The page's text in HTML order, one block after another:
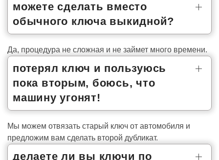
можете сделать вместо
обычного ключа выкидной?
Да, процедура не сложная и не займет много времени.
потерял ключ и пользуюсь
пока вторым, боюсь, что
машину угонят!
Мы можем отвязать старый ключ от автомобиля и
предложим вам сделать второй дубликат.
делаете ли вы ключи по